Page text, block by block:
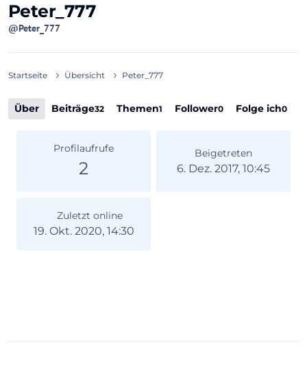
Peter_777
@Peter_777
Startseite Übersicht Peter_777
Über Beiträge32 Themen1 Follower0 Folge ich0
Profilaufrufe
2
Beigetreten
6. Dez. 2017, 10:45
Zuletzt online
19. Okt. 2020, 14:30